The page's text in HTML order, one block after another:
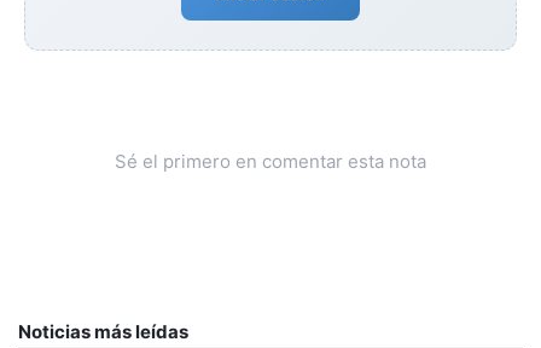
Sé el primero en comentar esta nota
Noticias más leídas